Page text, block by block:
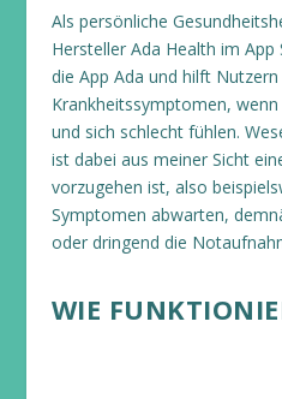
Als persönliche
Hersteller Ada Health im
die App Ada und hilft
Krankheitssymptomen,
und sich schlecht fühlen.
ist dabei aus meiner Sicht
vorzugehen ist, also
Symptomen abwarten,
oder dringend die
WIE